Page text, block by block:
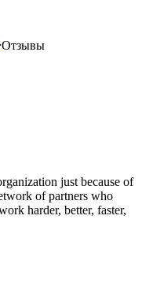
Отзывы
just because of
of partners who
harder, better, faster,